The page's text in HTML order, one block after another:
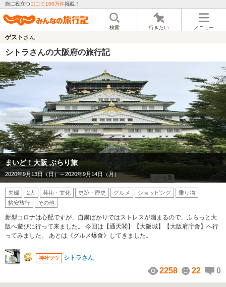
旅に役立つ口コミ100万件掲載！
検索 行きたい メニュー
ゲスト さん
シトラさんの大阪府の旅行記
まいど！大阪 ぶらり旅
2020年9月13日（日）～2020年9月14日（月）
夫婦 2人 芸術・文化 史跡・歴史 グルメ ショッピング
乗り物
格安旅行
その他
新型コロナは心配ですが、自粛ばかりではストレスが溜まるので、ふらっと大
阪へ遊びに行って来ました。 今回は【通天閣】【大阪城】【大阪府庁舎】へ行
ってみました。 あとは《グルメ爆食》してきました。
神社ツウ シトラさん
2258 22 0